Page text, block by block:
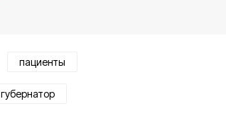
пациенты
губернатор